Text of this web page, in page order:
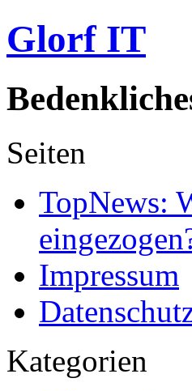
Glorf IT
Seiten
TopNews:
Impressum
Kategorien